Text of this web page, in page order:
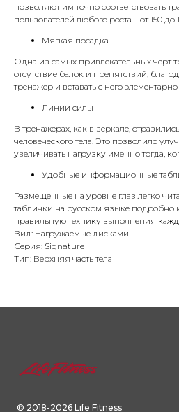
позволяют им точно соответствовать
пользователей любого роста – от 150 до
Мягкая посадка
Одна из самых привлекательных черт
отсутствие балок и препятствий,
тренажер и вставать с него
Линии силы
В тренажерах, как в зеркале,
человеческого тела. Это позволило
увеличивать нагрузку именно тогда,
Удобные информационные
Размещенные на уровне глаз легко
таблички на русском языке подробно
правильную технику выполнения
Вид: Нагружаемые дисками
Серия: Signature
Тип: Верхняя часть тела
© 2018-2026 Life Fitness